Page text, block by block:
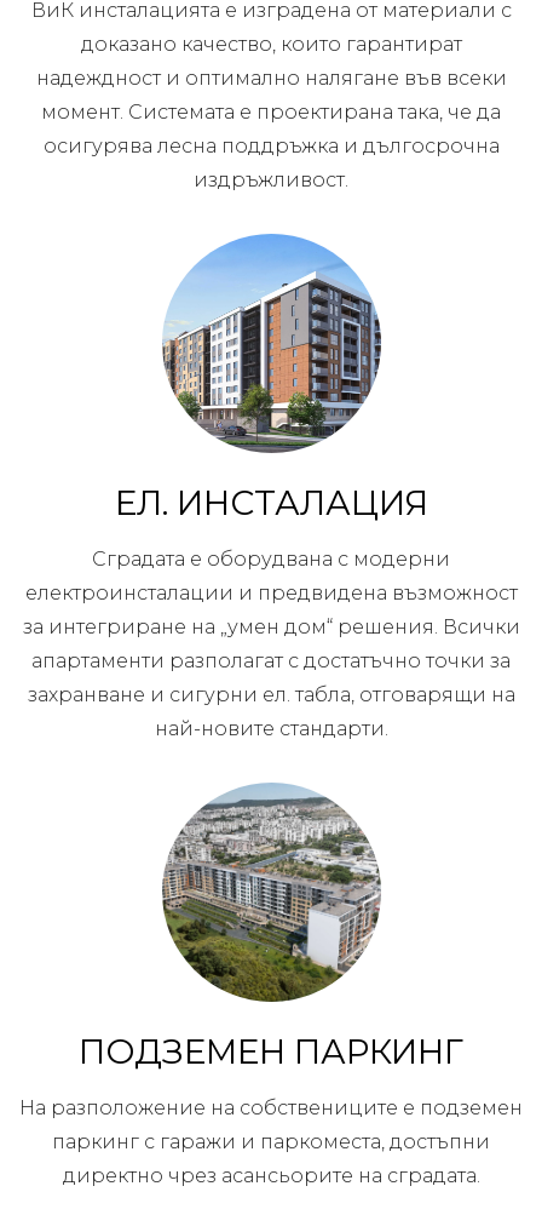
ВиК инсталацията е изградена от материали с
доказано качество, които гарантират
надеждност и оптимално налягане във всеки
момент. Системата е проектирана така, че да
осигурява лесна поддръжка и дългосрочна
издръжливост.
ЕЛ. ИНСТАЛАЦИЯ
Сградата е оборудвана с модерни
електроинсталации и предвидена възможност
за интегриране на „умен дом“ решения. Всички
апартаменти разполагат с достатъчно точки за
захранване и сигурни ел. табла, отговарящи на
най-новите стандарти.
ПОДЗЕМЕН ПАРКИНГ
На разположение на собствениците е подземен
паркинг с гаражи и паркоместа, достъпни
директно чрез асансьорите на сградата.